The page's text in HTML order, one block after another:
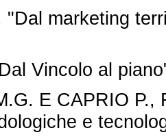
"Dal marketing
Vincolo al
E CAPRIO
e